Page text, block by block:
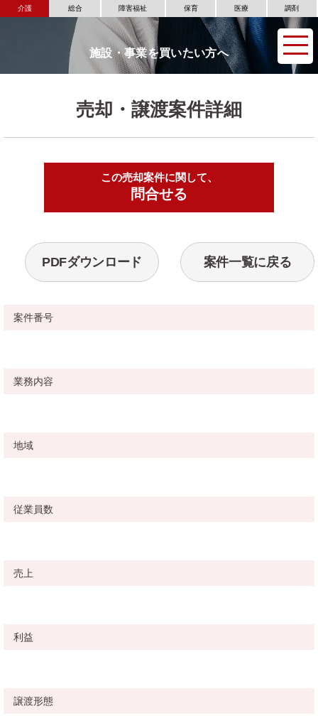
介護 総合 障害福祉 保育 医療 調剤
施設・事業を買いたい方へ
売却・譲渡案件詳細
この売却案件に関して、
問合せる
PDFダウンロード 案件一覧に戻る
案件番号
業務内容
地域
従業員数
売上
利益
譲渡形態